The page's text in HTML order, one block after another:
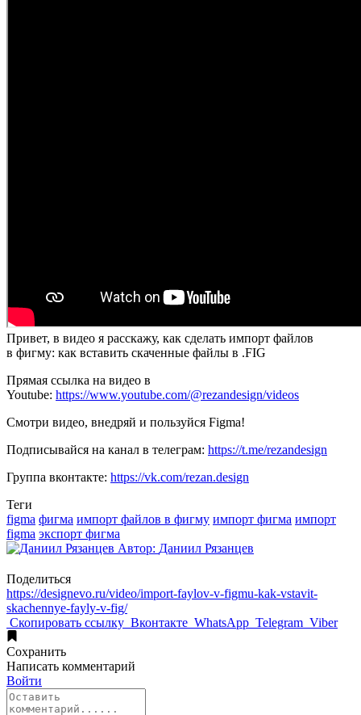
Привет, в видео я расскажу, как сделать импорт файлов
в фигму: как вставить скаченные файлы в .FIG
Прямая ссылка на видео в
Youtube: https://www.youtube.com/@rezandesign/videos
Смотри видео, внедряй и пользуйся Figma!
Подписывайся на канал в телеграм: https://t.me/rezandesign
Группа вконтакте: https://vk.com/rezan.design
Теги
figma фигма импорт файлов в фигму импорт фигма импорт
figma экспорт фигма
Автор: Даниил Рязанцев
Поделиться
https://designevo.ru/video/import-faylov-v-figmu-kak-vstavit-
skachennye-fayly-v-fig/
Скопировать ссылку Вконтакте WhatsApp Telegram Viber
Сохранить
Написать комментарий
Войти